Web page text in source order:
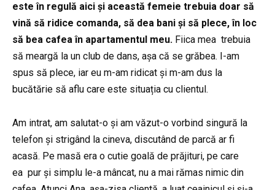
este în regulă aici și această femeie trebuia doar să
vină să ridice comanda, să dea bani și să plece, în loc
să bea cafea în apartamentul meu. Fiica mea trebuia
să meargă la un club de dans, așa că se grăbea. I-am
spus să plece, iar eu m-am ridicat și m-am dus la
bucătărie să aflu care este situația cu clientul.
Am intrat, am salutat-o și am văzut-o vorbind singură la
telefon și strigând la cineva, discutând de parcă ar fi
acasă. Pe masă era o cutie goală de prăjituri, pe care
ea pur și simplu le-a mâncat, nu a mai rămas nimic din